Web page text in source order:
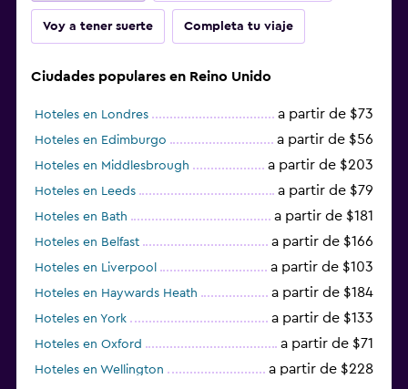
Voy a tener suerte Completa tu viaje
Ciudades populares en Reino Unido
Hoteles en Londres a partir de $73
Hoteles en Edimburgo a partir de $56
Hoteles en Middlesbrough a partir de $203
Hoteles en Leeds a partir de $79
Hoteles en Bath a partir de $181
Hoteles en Belfast a partir de $166
Hoteles en Liverpool a partir de $103
Hoteles en Haywards Heath a partir de $184
Hoteles en York a partir de $133
Hoteles en Oxford a partir de $71
Hoteles en Wellington a partir de $228